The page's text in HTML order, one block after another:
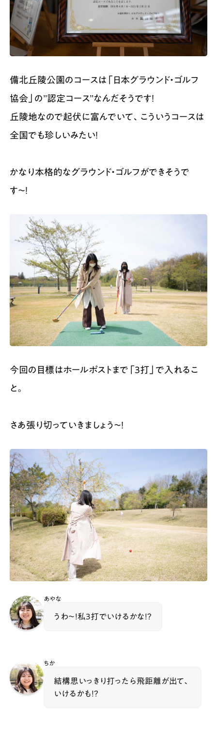
備北丘陵公園のコースは「日本グラウンド・ゴルフ
協会」の”認定コース”なんだそうです！
丘陵地なので起伏に富んでいて、こういうコースは
全国でも珍しいみたい！
かなり本格的なグラウンド・ゴルフができそうで
す〜！
今回の目標はホールポストまで「3打」で入れるこ
と。
さあ張り切っていきましょう～！
あやな
うわ〜！私3打でいけるかな！？
ちか
結構思いっきり打ったら飛距離が出て、
いけるかも！？